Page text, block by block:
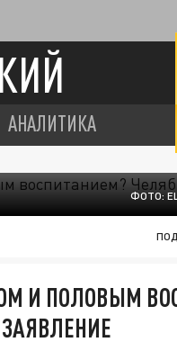
АНАЛИТИКА
ФОТО:
И ПОЛОВЫМ